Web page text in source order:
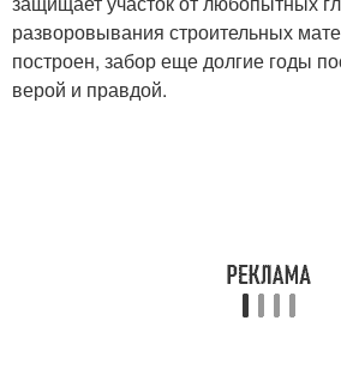
разворовывания строительных
построен, забор еще долгие годы
верой и правдой.